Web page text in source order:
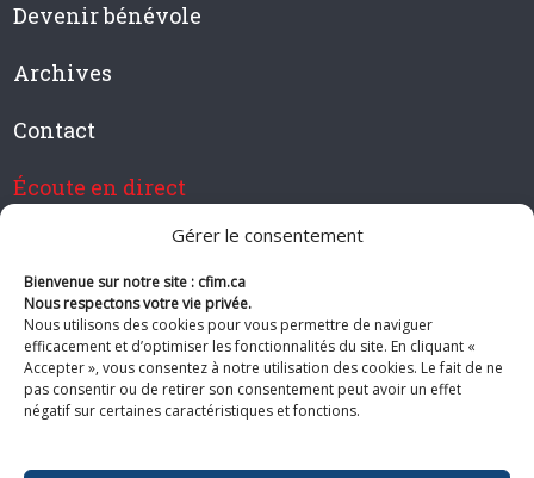
Gérer le consentement
Bienvenue sur notre site : cfim.ca
Nous respectons votre vie privée.
Nous utilisons des cookies pour vous permettre de naviguer
efficacement et d’optimiser les fonctionnalités du site. En cliquant «
Accepter », vous consentez à notre utilisation des cookies. Le fait de ne
pas consentir ou de retirer son consentement peut avoir un effet
négatif sur certaines caractéristiques et fonctions.
Devenir bénévole
Archives
Contact
Écoute en direct
Devenir membre de CFIM
Suivez-nous